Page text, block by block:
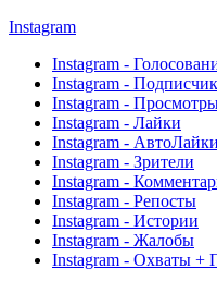
Instagram
Instagram -
Instagram -
Instagram -
Instagram - Лайки
Instagram - АвтоЛайки
Instagram - Зрители
Instagram -
Instagram - Репосты
Instagram - Истории
Instagram - Жалобы
Instagram - Охваты +